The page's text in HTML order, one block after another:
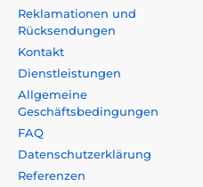
Reklamationen und
Rücksendungen
Kontakt
Dienstleistungen
Allgemeine
Geschäftsbedingungen
FAQ
Datenschutzerklärung
Referenzen